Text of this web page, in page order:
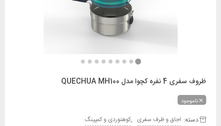
ظروف سفری 4 نفره کچوا مدل QUECHUA MH100
ناموجود
دسته: اجاق و ظرف سفری
کوهنوردی و کمپینگ